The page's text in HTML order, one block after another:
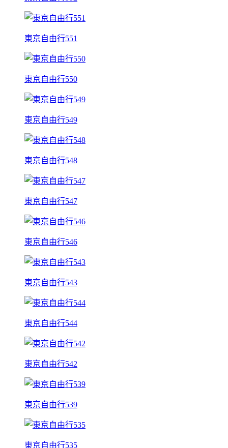
東京自由行551
東京自由行550
東京自由行549
東京自由行548
東京自由行547
東京自由行546
東京自由行543
東京自由行544
東京自由行542
東京自由行539
東京自由行535